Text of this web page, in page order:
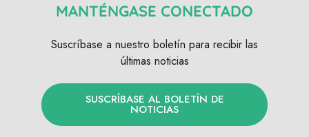
MANTÉNGASE CONECTADO
Suscríbase a nuestro boletín para recibir las
últimas noticias
SUSCRÍBASE AL BOLETÍN DE
NOTICIAS